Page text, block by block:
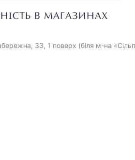
В МАГАЗИНАХ
33, 1 поверх (біля м-на